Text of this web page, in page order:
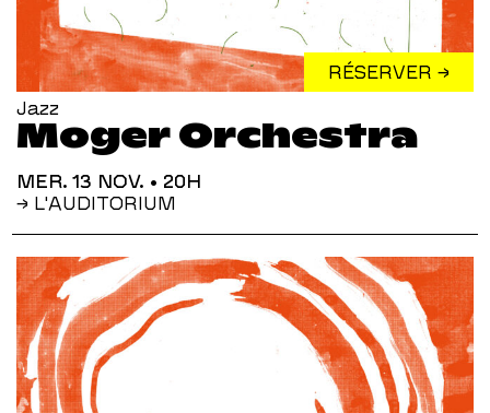
RÉSERVER →
Jazz
Moger Orchestra
MER. 13 NOV. • 20H
→ L'AUDITORIUM